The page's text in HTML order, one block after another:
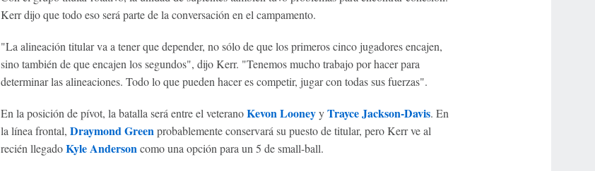
Kerr dijo que todo eso será parte de la conversación en el campamento.
"La alineación titular va a tener que depender, no sólo de que los primeros cinco jugadores encajen,
sino también de que encajen los segundos", dijo Kerr. "Tenemos mucho trabajo por hacer para
determinar las alineaciones. Todo lo que pueden hacer es competir, jugar con todas sus fuerzas".
En la posición de pívot, la batalla será entre el veteranoKevon LooneyyTrayce Jackson-Davis. En
la línea frontal, Draymond Greenprobablemente conservará su puesto de titular, pero Kerr ve al
recién llegadoKyle Andersoncomo una opción para un 5 de small-ball.